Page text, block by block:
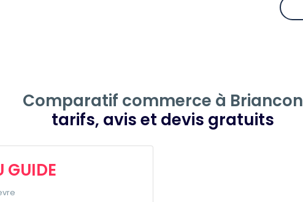
Comparatif commerce à Briancon
tarifs, avis et devis gratuits
GUIDE